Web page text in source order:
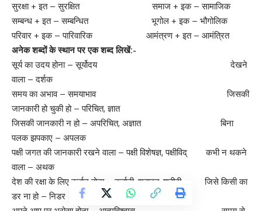
सुरक्षा + इत – सुरक्षित समाज + इक – सामाजिक
सम्बन्ध + इत – सम्बन्धित भूगोल + इक – भौगोलिक
परिवार + इक – पारिवारिक आमंत्रण + इत – आमंत्रित
अनेक शब्दों के स्थान पर एक शब्द लिखें:-
सूर्य का उदय होना – सूर्योदय देखने
वाला – दर्शक
समय का अभाव – समयाभाव जिसकी
जानकारी हो चुकी हो – परिचित, ज्ञात
जिसकी जानकारी न हो – अपरिचित, अज्ञात बिना
पलक झपकाए – अपलक
पक्षी जगत की जानकारी रखने वाला – पक्षी विशेषज्ञ, पक्षीविद् कभी न थकने
वाला – अथक
देश की रक्षा के लिए कुर्बान होना – कुर्बानी, शहादत, शहीदी जिसे किसी का
डर ना हो – निडर